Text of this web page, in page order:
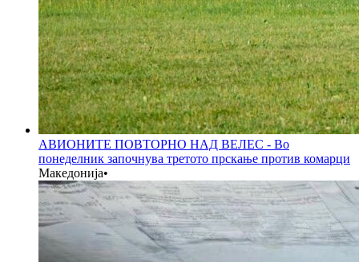
АВИОНИТЕ ПОВТОРНО НАД ВЕЛЕС - Во
понеделник започнува третото прскање против комарци
Македонија•